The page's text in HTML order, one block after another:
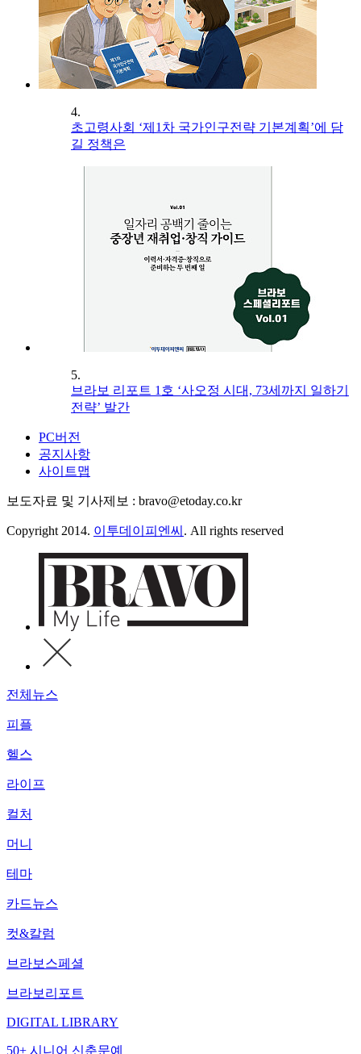
4.
초고령사회 ‘제1차 국가인구전략 기본계획’에 담
길 정책은
5.
브라보 리포트 1호 ‘사오정 시대, 73세까지 일하기
전략’ 발간
PC버전
공지사항
사이트맵
보도자료 및 기사제보 : bravo@etoday.co.kr
Copyright 2014. 이투데이피엔씨 . All rights reserved
전체뉴스
피플
헬스
라이프
컬처
머니
테마
카드뉴스
컷&칼럼
브라보스페셜
브라보리포트
DIGITAL LIBRARY
50+ 시니어 신춘문예